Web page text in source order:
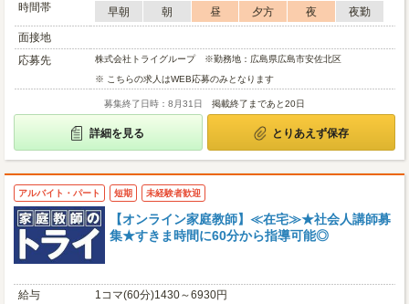
時間帯
早朝 朝 昼 夕方 夜
夜勤
面接地
応募先
株式会社トライグループ ※勤務地：広島県広島市安佐北区
※ こちらの求人はWEB応募のみとなります
募集終了日時：8月31日 掲載終了まであと20日
詳細を見る とりあえず保存
アルバイト・パート 短期 未経験者歓迎
【オンライン家庭教師】≪在宅≫★社会人講師募
集★すきま時間に60分から指導可能◎
給与
1コマ(60分)1430～6930円